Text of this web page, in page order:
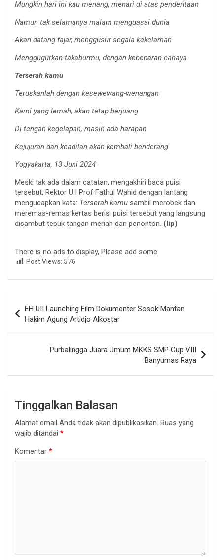
Mungkin hari ini kau menang, menari di atas penderitaan
Namun tak selamanya malam menguasai dunia
Akan datang fajar, menggusur segala kekelaman
Menggugurkan takaburmu, dengan kebenaran cahaya
Terserah kamu
Teruskanlah dengan kesewewang-wenangan
Kami yang lemah, akan tetap berjuang
Di tengah kegelapan, masih ada harapan
Kejujuran dan keadilan akan kembali benderang
Yogyakarta, 13 Juni 2024
Meski tak ada dalam catatan, mengakhiri baca puisi
tersebut, Rektor UII Prof Fathul Wahid dengan lantang
mengucapkan kata: Terserah kamu sambil merobek dan
meremas-remas kertas berisi puisi tersebut yang langsung
disambut tepuk tangan meriah dari penonton. (lip)
There is no ads to display, Please add some
Post Views: 576
pos
FH UII Launching Film Dokumenter Sosok Mantan
Hakim Agung Artidjo Alkostar
Purbalingga Juara Umum MKKS SMP Cup VIII
Banyumas Raya
Tinggalkan Balasan
Alamat email Anda tidak akan dipublikasikan. Ruas yang
wajib ditandai *
Komentar *